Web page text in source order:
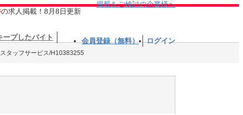
の求人掲載！8月8日更新
掲載をご検討の企業様へ
ープしたバイト 会員登録（無料） ログイン
タッフサービス/H10383255